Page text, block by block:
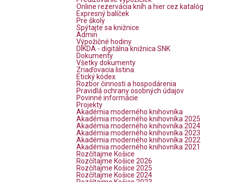
Online rezervácia kníh a hier cez katalóg
Expresný balíček
Pre školy
Spýtajte sa knižnice
Admin
Výpožičné hodiny
DIKDA - digitálna knižnica SNK
Dokumenty
Všetky dokumenty
Zriaďovacia listina
Etický kódex
Rozbor činnosti a hospodárenia
Pravidlá ochrany osobných údajov
Povinné informácie
Projekty
Akadémia moderného knihovníka
Akadémia moderného knihovníka 2025
Akadémia moderného knihovníka 2024
Akadémia moderného knihovníka 2023
Akadémia moderného knihovníka 2022
Akadémia moderného knihovníka 2021
Rozčítajme Košice
Rozčítajme Košice 2026
Rozčítajme Košice 2025
Rozčítajme Košice 2024